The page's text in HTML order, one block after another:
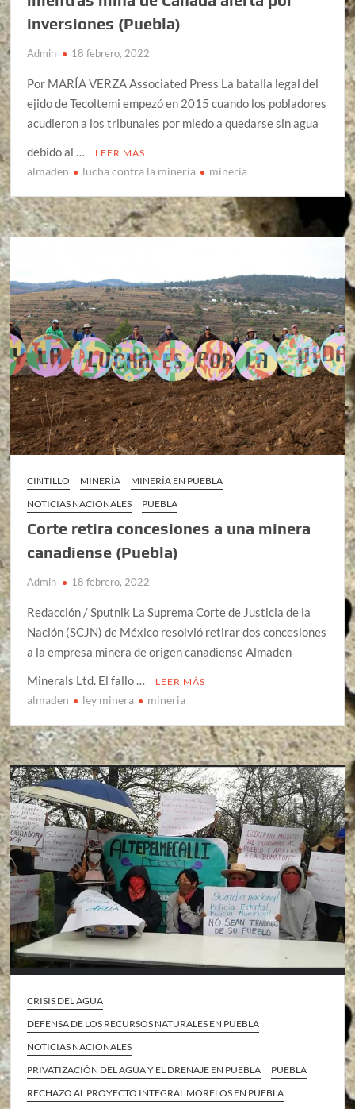
inversiones (Puebla)
Admin 18 febrero, 2022
Por MARÍA VERZA Associated Press La batalla legal del
ejido de Tecoltemi empezó en 2015 cuando los pobladores
acudieron a los tribunales por miedo a quedarse sin agua
debido al …
LEER MÁS
almaden lucha contra la minería mineria
CINTILLO MINERÍA
MINERÍA EN PUEBLA
NOTICIAS NACIONALES
PUEBLA
Corte retira concesiones a una minera
canadiense (Puebla)
Admin 18 febrero, 2022
Redacción / Sputnik La Suprema Corte de Justicia de la
Nación (SCJN) de México resolvió retirar dos concesiones
a la empresa minera de origen canadiense Almaden
Minerals Ltd. El fallo …
LEER MÁS
almaden ley minera mineria
CRISIS DEL AGUA
DEFENSA DE LOS RECURSOS NATURALES EN PUEBLA
NOTICIAS NACIONALES
PRIVATIZACIÓN DEL AGUA Y EL DRENAJE EN PUEBLA
PUEBLA
RECHAZO AL PROYECTO INTEGRAL MORELOS EN PUEBLA